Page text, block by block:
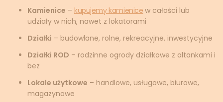
Kamienice – kupujemy kamienice w całości lub
udziały w nich, nawet z lokatorami
Działki – budowlane, rolne, rekreacyjne, inwestycyjne
Działki ROD – rodzinne ogrody działkowe z altankami i
bez
Lokale użytkowe – handlowe, usługowe, biurowe,
magazynowe